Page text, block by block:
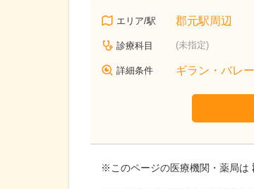
エリア/駅 郡元駅周辺
診療科目 (未指定)
詳細条件 ギラン・バレ
※このページの医療機関・薬局は